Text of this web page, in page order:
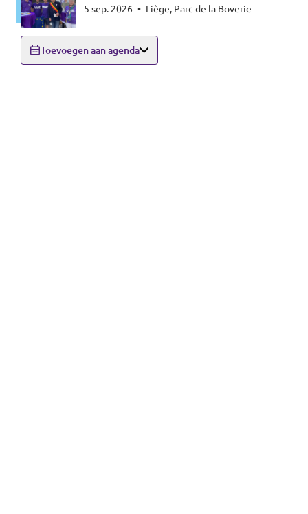
infostand
5 sep. 2026 • Liège, Parc de la Boverie
Toevoegen aan agenda